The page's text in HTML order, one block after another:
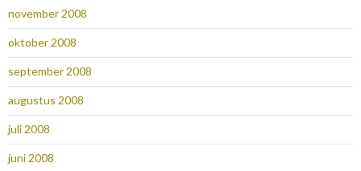
november 2008
oktober 2008
september 2008
augustus 2008
juli 2008
juni 2008